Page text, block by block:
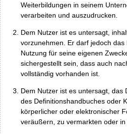
Weiterbildungen in seinem
verarbeiten und auszudrucken.
Dem Nutzer ist es untersagt,
vorzunehmen. Er darf jedoch
Nutzung für seine eigenen
sichergestellt sein, dass auch
vollständig vorhanden ist.
Dem Nutzer ist es untersagt, das
des Definitionshandbuches oder
körperlicher oder elektronischer
veräußern, zu vermarkten oder